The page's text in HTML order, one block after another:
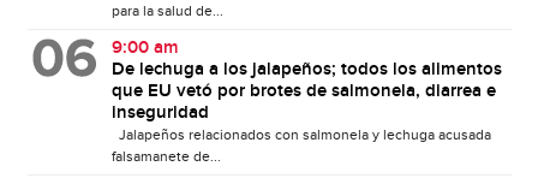
para la salud de...
9:00 am
De lechuga a los jalapeños; todos los alimentos
que EU vetó por brotes de salmonela, diarrea e
inseguridad
Jalapeños relacionados con salmonela y lechuga acusada
falsamanete de...